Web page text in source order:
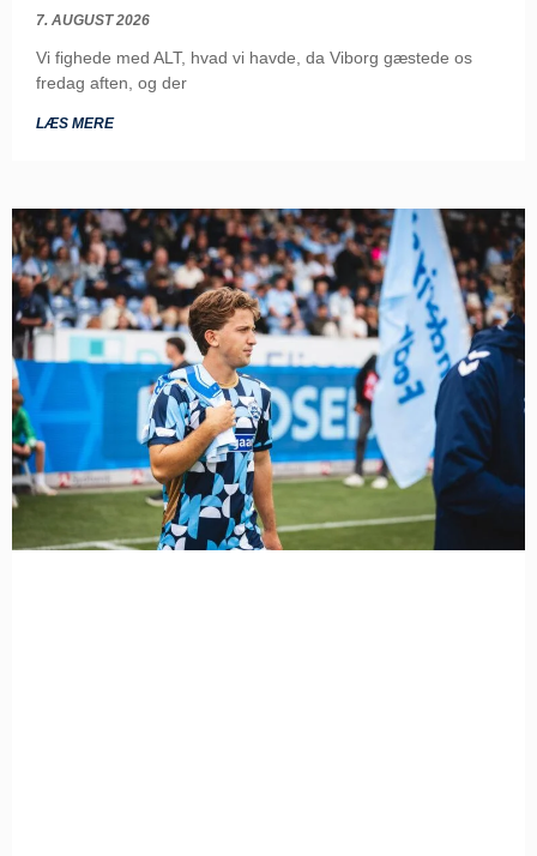
7. AUGUST 2026
Vi fighede med ALT, hvad vi havde, da Viborg gæstede os
fredag aften, og der
LÆS MERE